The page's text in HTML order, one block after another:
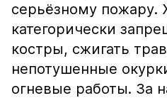
серьёзному пожару.
категорически
костры, сжигать
непотушенные
огневые работы. За